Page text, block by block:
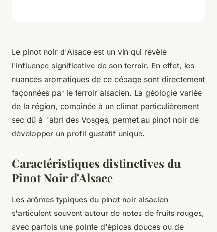
Le pinot noir d'Alsace est un vin qui révèle
l'influence significative de son terroir. En effet, les
nuances aromatiques de ce cépage sont directement
façonnées par le terroir alsacien. La géologie variée
de la région, combinée à un climat particulièrement
sec dû à l'abri des Vosges, permet au pinot noir de
développer un profil gustatif unique.
Caractéristiques distinctives du
Pinot Noir d'Alsace
Les arômes typiques du pinot noir alsacien
s'articulent souvent autour de notes de fruits rouges,
avec parfois une pointe d'épices douces ou de